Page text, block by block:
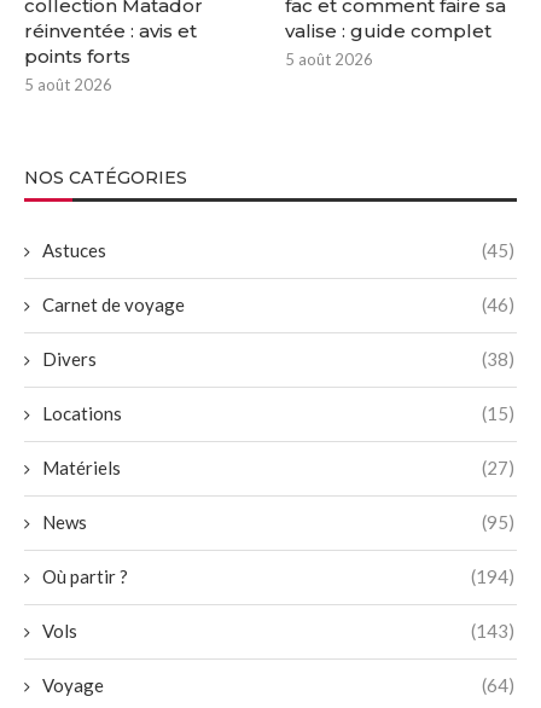
collection Matador
réinventée : avis et
points forts
5 août 2026
fac et comment faire sa
valise : guide complet
5 août 2026
NOS CATÉGORIES
Astuces (45)
Carnet de voyage (46)
Divers (38)
Locations (15)
Matériels (27)
News (95)
Où partir ? (194)
Vols (143)
Voyage (64)